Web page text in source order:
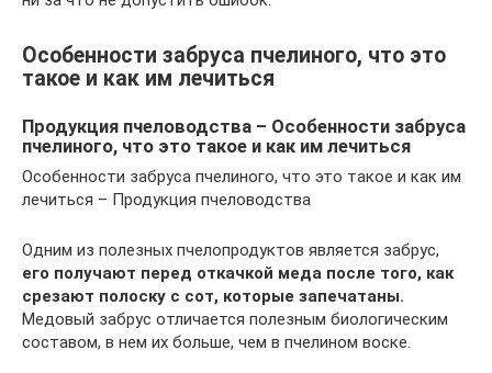
Особенности забруса пчелиного, что это
такое и как им лечиться
Продукция пчеловодства – Особенности забруса
пчелиного, что это такое и как им лечиться
Особенности забруса пчелиного, что это такое и как им
лечиться – Продукция пчеловодства
Одним из полезных пчелопродуктов является забрус,
его получают перед откачкой меда после того, как
срезают полоску с сот, которые запечатаны.
Медовый забрус отличается полезным биологическим
составом, в нем их больше, чем в пчелином воске.